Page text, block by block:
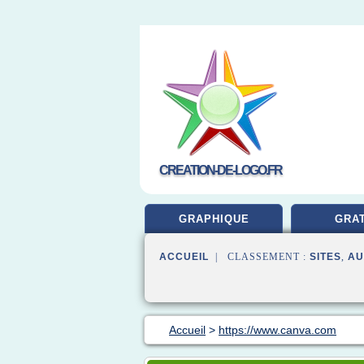
CREATION-DE-LOGO.FR
GRAPHIQUE
ACCUEIL | CLASSEMENT : SITES,
Accueil > https://www.canva.com